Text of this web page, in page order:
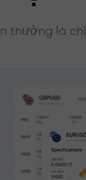
thưởng là